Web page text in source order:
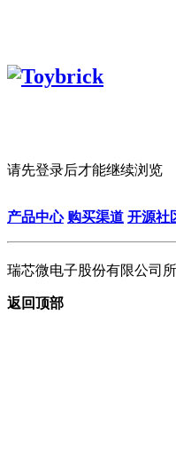
请先登录后才能继续浏览
产品中心 购买渠道 开源社
瑞芯微电子股份有限公
返回顶部